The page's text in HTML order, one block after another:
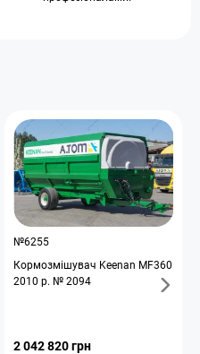
№6255
Кормозмішувач Keenan MF360
2010 р. № 2094
2 042 820 грн